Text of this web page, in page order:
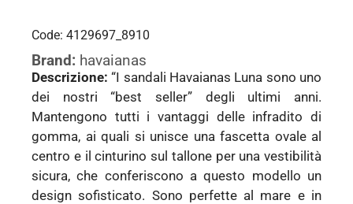
Code: 4129697_8910
Brand: havaianas
Descrizione:“I sandali Havaianas Luna sono uno
dei nostri “best seller” degli ultimi anni.
Mantengono tutti i vantaggi delle infradito di
gomma, ai quali si unisce una fascetta ovale al
centro e il cinturino sul tallone per una vestibilità
sicura, che conferiscono a questo modello un
design sofisticato. Sono perfette al mare e in